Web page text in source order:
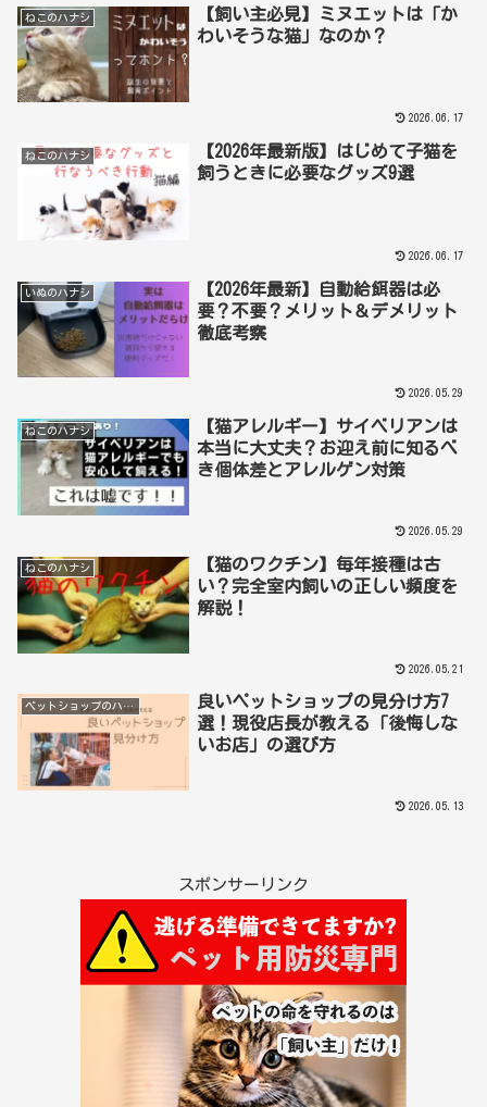
ねこのハナシ
【飼い主必見】ミヌエットは「か
わいそうな猫」なのか？
2026.06.17
ねこのハナシ
【2026年最新版】はじめて子猫を
飼うときに必要なグッズ9選
2026.06.17
いぬのハナシ
【2026年最新】自動給餌器は必
要？不要？メリット＆デメリット
徹底考察
2026.05.29
ねこのハナシ
【猫アレルギー】サイベリアンは
本当に大丈夫？お迎え前に知るべ
き個体差とアレルゲン対策
2026.05.29
ねこのハナシ
【猫のワクチン】毎年接種は古
い？完全室内飼いの正しい頻度を
解説！
2026.05.21
ペットショップのハナシ
良いペットショップの見分け方7
選！現役店長が教える「後悔しな
いお店」の選び方
2026.05.13
スポンサーリンク